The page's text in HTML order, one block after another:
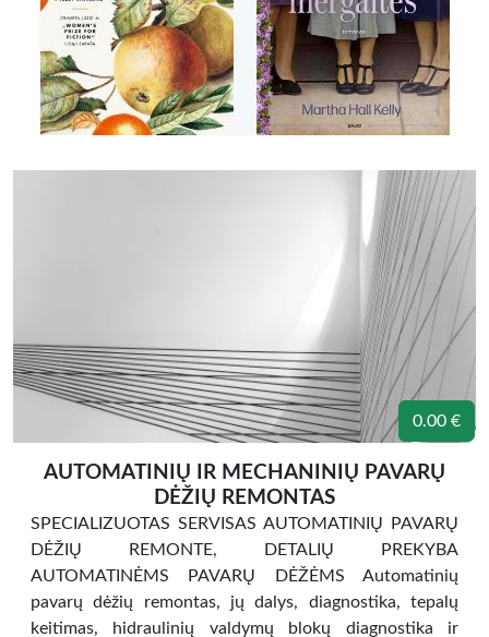
0.00 €
AUTOMATINIŲ IR MECHANINIŲ PAVARŲ
DĖŽIŲ REMONTAS
SPECIALIZUOTAS SERVISAS AUTOMATINIŲ PAVARŲ
DĖŽIŲ REMONTE, DETALIŲ PREKYBA
AUTOMATINĖMS PAVARŲ DĖŽĖMS Automatinių
pavarų dėžių remontas, jų dalys, diagnostika, tepalų
keitimas, hidraulinių valdymų blokų diagnostika ir